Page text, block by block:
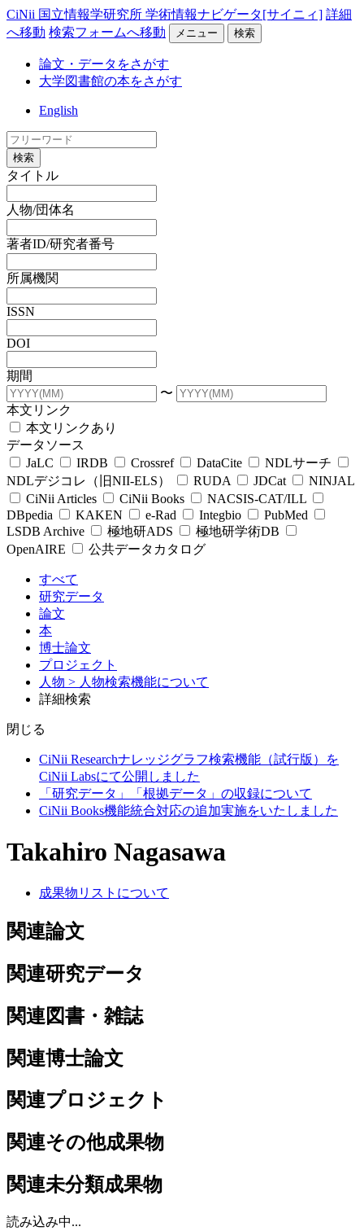
CiNii 国立情報学研究所 学術情報ナビゲータ[サイニィ] 詳細
へ移動 検索フォームへ移動 メニュー 検索
論文・データをさがす
大学図書館の本をさがす
English
検索
タイトル
人物/団体名
著者ID/研究者番号
所属機関
ISSN
DOI
期間
〜
本文リンク
本文リンクあり
データソース
JaLC
IRDB Crossref DataCite
NDLサーチ
NDLデジコレ（旧NII-ELS）
RUDA JDCat
NINJAL
CiNii Articles
CiNii Books
NACSIS-CAT/ILL
DBpedia
KAKEN e-Rad Integbio
PubMed
LSDB Archive
極地研ADS
極地研学術DB
OpenAIRE
公共データカタログ
すべて
研究データ
論文
本
博士論文
プロジェクト
人物 > 人物検索機能について
詳細検索
閉じる
CiNii Researchナレッジグラフ検索機能（試行版）を
CiNii Labsにて公開しました
「研究データ」「根拠データ」の収録について
CiNii Books機能統合対応の追加実施をいたしました
Takahiro Nagasawa
成果物リストについて
関連論文
関連研究データ
関連図書・雑誌
関連博士論文
関連プロジェクト
関連その他成果物
関連未分類成果物
読み込み中...